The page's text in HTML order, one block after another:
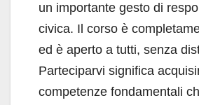
un importante gesto di
civica. Il corso è
ed è aperto a tutti, senza
Parteciparvi significa
competenze fondamentali